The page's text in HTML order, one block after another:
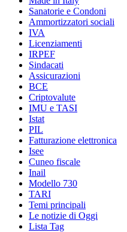
Sanatorie e Condoni
Ammortizzatori sociali
IVA
Licenziamenti
IRPEF
Sindacati
Assicurazioni
BCE
Criptovalute
IMU e TASI
Istat
PIL
Fatturazione elettronica
Isee
Cuneo fiscale
Inail
Modello 730
TARI
Temi principali
Le notizie di Oggi
Lista Tag